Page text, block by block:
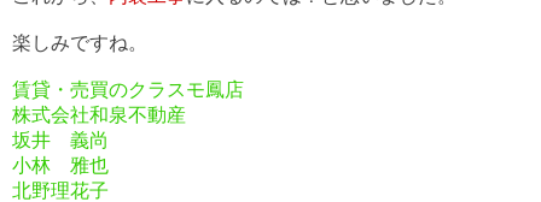
楽しみですね。
賃貸・売買のクラスモ鳳店
株式会社和泉不動産
坂井 義尚
小林 雅也
北野理花子